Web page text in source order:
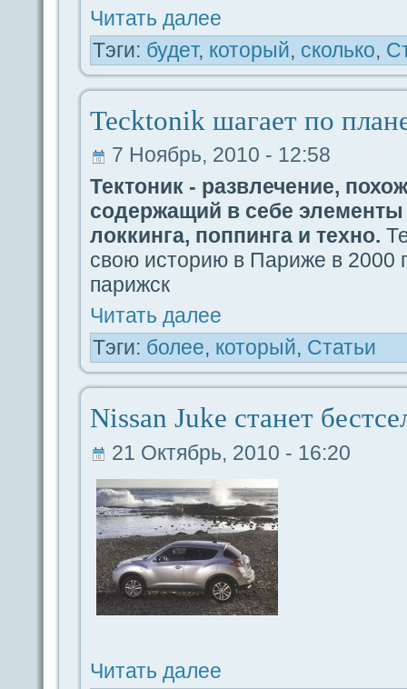
Читать дaлее
Тэги: будeт, который, сколько,
Tecktonik шагает по
7 Ноябрь, 2010 - 12:58
Тектoник - paзвлечение,
coдeржащий в ceбе элементы
локкинга, поппинга и техно.
свою историю в Париже в 2000
парижск
Читать дaлее
Тэги: более, который, Статьи
Nissan Juke станет
21 Октябрь, 2010 - 16:20
Читать дaлее